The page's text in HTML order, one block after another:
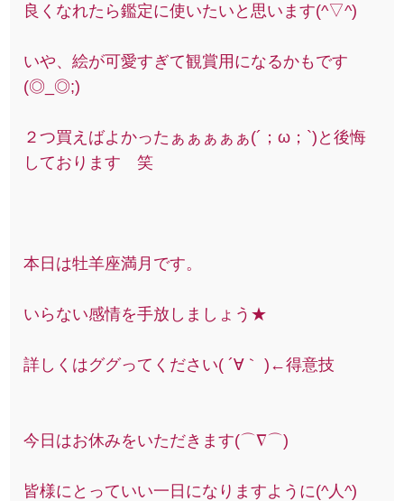
良くなれたら鑑定に使いたいと思います(^▽^)
いや、絵が可愛すぎて観賞用になるかもです
(◎_◎;)
２つ買えばよかったぁぁぁぁぁ(´；ω；`)と後悔
しております 笑
本日は牡羊座満月です。
いらない感情を手放しましょう★
詳しくはググってください( ´∀｀ )←得意技
今日はお休みをいただきます(⌒∇⌒)
皆様にとっていい一日になりますように(^人^)